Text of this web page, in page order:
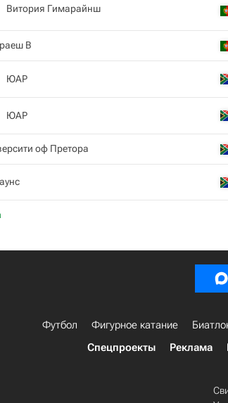
Витория Гимарайнш
B
ЮАР
ЮАР
оф Претора
Футбол Фигурное катание
Спецпроекты
Реклама